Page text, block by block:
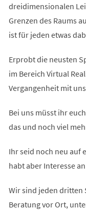
dreidimensionalen
Grenzen des Raums
ist für jeden etwas
Erprobt die neusten
im Bereich Virtual
Vergangenheit mit
Bei uns müsst ihr
das und noch viel
Ihr seid noch neu auf
habt aber Interesse
Wir sind jeden dritten
Beratung vor Ort,